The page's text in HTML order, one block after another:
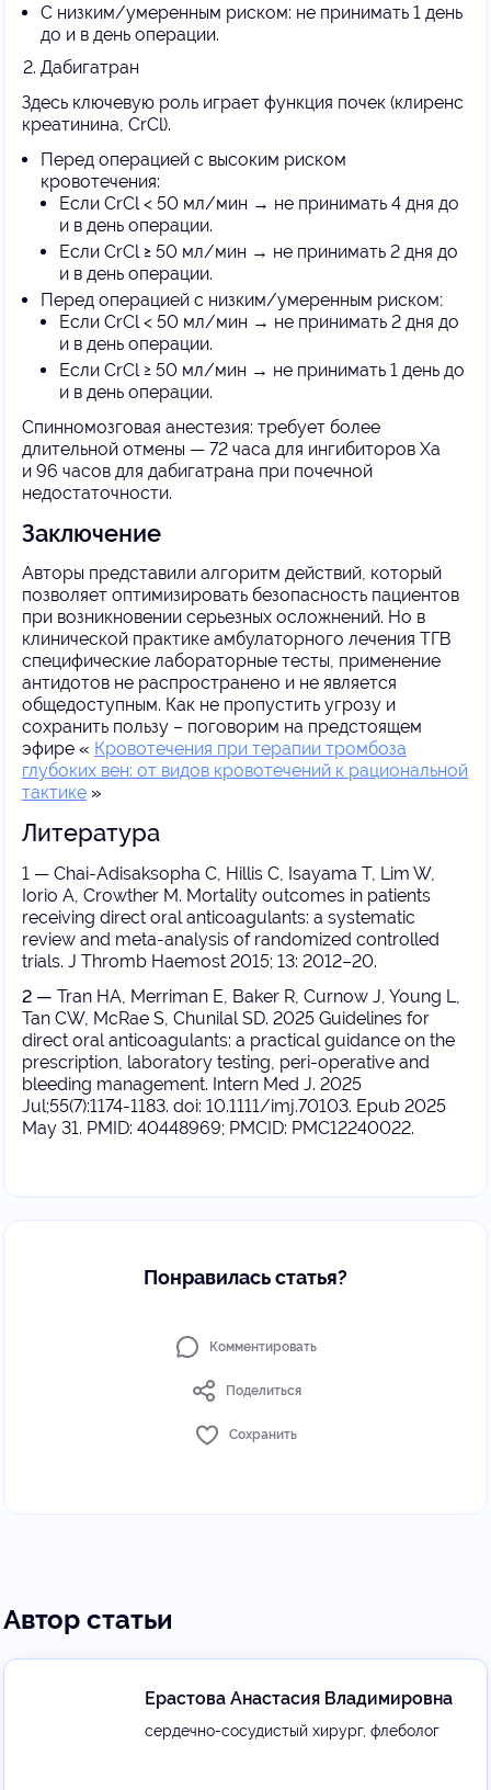
С низким/умеренным риском: не принимать 1 день
до и в день операции.
Дабигатран
Здесь ключевую роль играет функция почек (клиренс
креатинина, CrCl).
Перед операцией с высоким риском
кровотечения:
Если CrCl < 50 мл/мин → не принимать 4 дня до
и в день операции.
Если CrCl ≥ 50 мл/мин → не принимать 2 дня до
и в день операции.
Перед операцией с низким/умеренным риском:
Если CrCl < 50 мл/мин → не принимать 2 дня до
и в день операции.
Если CrCl ≥ 50 мл/мин → не принимать 1 день до
и в день операции.
Спинномозговая анестезия: требует более
длительной отмены — 72 часа для ингибиторов Ха
и 96 часов для дабигатрана при почечной
недостаточности.
Заключение
Авторы представили алгоритм действий, который
позволяет оптимизировать безопасность пациентов
при возникновении серьезных осложнений. Но в
клинической практике амбулаторного лечения ТГВ
специфические лабораторные тесты, применение
антидотов не распространено и не является
общедоступным. Как не пропустить угрозу и
сохранить пользу – поговорим на предстоящем
эфире « Кровотечения при терапии тромбоза
глубоких вен: от видов кровотечений к рациональной
тактике »
Литература
1 — Chai-Adisaksopha C, Hillis C, Isayama T, Lim W,
Iorio A, Crowther M. Mortality outcomes in patients
receiving direct oral anticoagulants: a systematic
review and meta-analysis of randomized controlled
trials. J Thromb Haemost 2015; 13: 2012–20.
2 — Tran HA, Merriman E, Baker R, Curnow J, Young L,
Tan CW, McRae S, Chunilal SD. 2025 Guidelines for
direct oral anticoagulants: a practical guidance on the
prescription, laboratory testing, peri-operative and
bleeding management. Intern Med J. 2025
Jul;55(7):1174-1183. doi: 10.1111/imj.70103. Epub 2025
May 31. PMID: 40448969; PMCID: PMC12240022.
Понравилась статья?
Комментировать
Поделиться
Сохранить
Автор статьи
Ерастова Анастасия Владимировна
сердечно-сосудистый хирург, флеболог